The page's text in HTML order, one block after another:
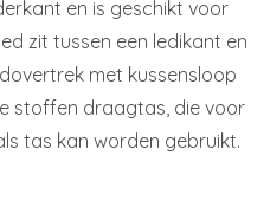
en is geschikt voor
zit tussen een ledikant en
met kussensloop
stoffen draagtas, die voor
tas kan worden gebruikt.